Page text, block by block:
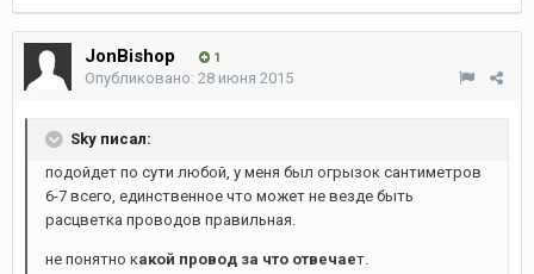
JonBishop 1
Опубликовано: 28 июня 2015
Sky писал:
подойдет по сути любой, у меня был огрызок сантиметров
6-7 всего, единственное что может не везде быть
расцветка проводов правильная.
не понятно какой провод за что отвечает.